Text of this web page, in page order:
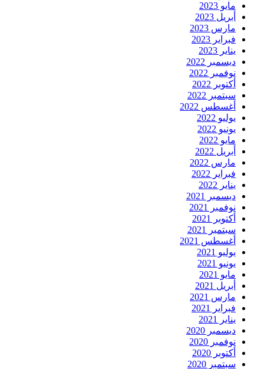
مايو 2023
أبريل 2023
مارس 2023
فبراير 2023
يناير 2023
ديسمبر 2022
نوفمبر 2022
أكتوبر 2022
سبتمبر 2022
أغسطس 2022
يوليو 2022
يونيو 2022
مايو 2022
أبريل 2022
مارس 2022
فبراير 2022
يناير 2022
ديسمبر 2021
نوفمبر 2021
أكتوبر 2021
سبتمبر 2021
أغسطس 2021
يوليو 2021
يونيو 2021
مايو 2021
أبريل 2021
مارس 2021
فبراير 2021
يناير 2021
ديسمبر 2020
نوفمبر 2020
أكتوبر 2020
سبتمبر 2020